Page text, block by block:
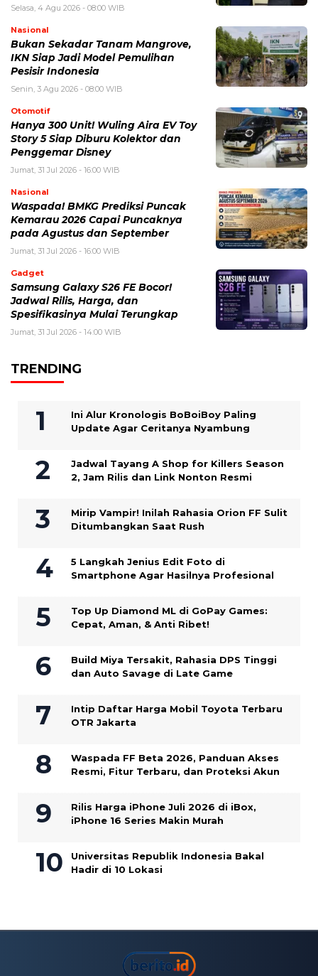
Selasa, 4 Agu 2026 - 08:00 WIB
Nasional
Bukan Sekadar Tanam Mangrove,
IKN Siap Jadi Model Pemulihan
Pesisir Indonesia
Senin, 3 Agu 2026 - 08:00 WIB
Otomotif
Hanya 300 Unit! Wuling Aira EV Toy
Story 5 Siap Diburu Kolektor dan
Penggemar Disney
Jumat, 31 Jul 2026 - 16:00 WIB
Nasional
Waspada! BMKG Prediksi Puncak
Kemarau 2026 Capai Puncaknya
pada Agustus dan September
Jumat, 31 Jul 2026 - 16:00 WIB
Gadget
Samsung Galaxy S26 FE Bocor!
Jadwal Rilis, Harga, dan
Spesifikasinya Mulai Terungkap
Jumat, 31 Jul 2026 - 14:00 WIB
TRENDING
Ini Alur Kronologis BoBoiBoy Paling
Update Agar Ceritanya Nyambung
Jadwal Tayang A Shop for Killers Season
2, Jam Rilis dan Link Nonton Resmi
Mirip Vampir! Inilah Rahasia Orion FF Sulit
Ditumbangkan Saat Rush
5 Langkah Jenius Edit Foto di
Smartphone Agar Hasilnya Profesional
Top Up Diamond ML di GoPay Games:
Cepat, Aman, & Anti Ribet!
Build Miya Tersakit, Rahasia DPS Tinggi
dan Auto Savage di Late Game
Intip Daftar Harga Mobil Toyota Terbaru
OTR Jakarta
Waspada FF Beta 2026, Panduan Akses
Resmi, Fitur Terbaru, dan Proteksi Akun
Rilis Harga iPhone Juli 2026 di iBox,
iPhone 16 Series Makin Murah
Universitas Republik Indonesia Bakal
Hadir di 10 Lokasi